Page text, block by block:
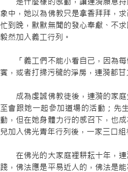
象中，她以為佛教只是拿香拜拜，
忙到晚，默默無聞的發心奉獻、不
毅然加入義工行列。
「義工們不能小看自己，因為每
賓，或者打掃污穢的淨房，連漪都
成為虔誠佛教徒後，連漪的家庭
至會跟她一起參加道場的活動；先
動，但在她身體力行的感召下，也
兒加入佛光青年行列後，一家三口
在佛光的大家庭裡耕耘十年，連
踐，佛法應是平易近人的，佛法是